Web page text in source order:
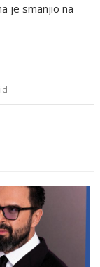
je smanjio na